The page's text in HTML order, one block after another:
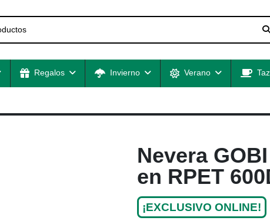
Regalos Invierno Verano
Nevera
en RPET
¡EXCLUSIVO ONLINE!